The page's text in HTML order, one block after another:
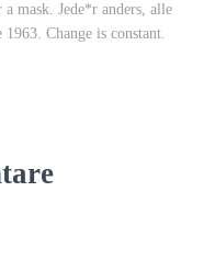
mask. Jede*r anders, alle
Change is constant.